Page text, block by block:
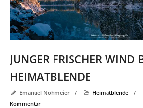
JUNGER FRISCHER WIND
HEIMATBLENDE
Emanuel Nöhmeier / Heimatblende /
Kommentar